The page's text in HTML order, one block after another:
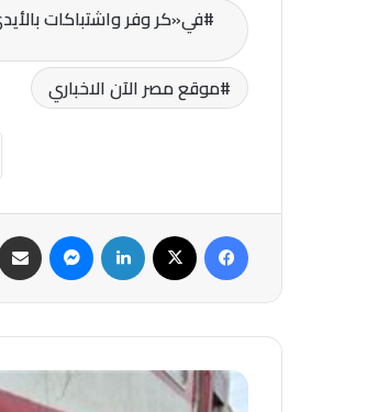
في«كر وفر واشتباكات
موقع مصر الآن الاخباري
فيسبوك لينكدإن ماسنجر
خروج
عربة